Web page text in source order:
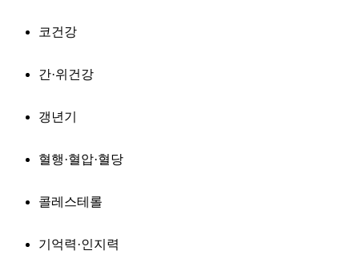
코건강
간·위건강
갱년기
혈행·혈압·혈당
콜레스테롤
기억력·인지력